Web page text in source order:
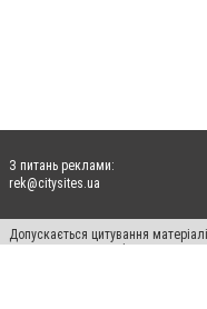
З питань реклами:
rek@citysites.ua
Допускається цитування
пошукових систем